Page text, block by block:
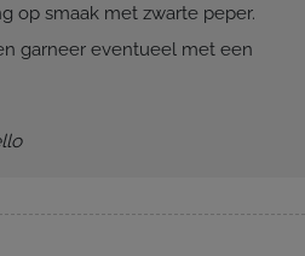
op smaak met zwarte peper.
garneer eventueel met een